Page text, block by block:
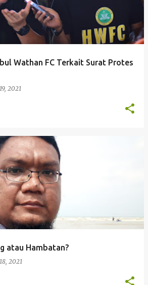
Wathan FC Terkait Surat Protes
2021
atau Hambatan?
2021